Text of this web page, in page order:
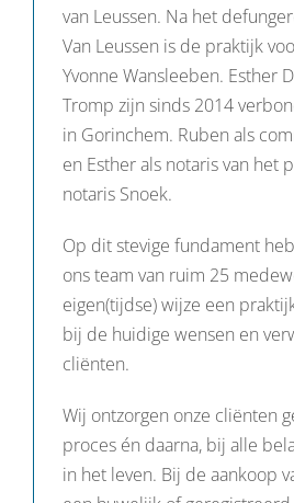
van Leussen. Na het
Van Leussen is de praktijk
Yvonne Wansleeben. Esther
Tromp zijn sinds 2014
in Gorinchem. Ruben als
en Esther als notaris van het
notaris Snoek.
Op dit stevige fundament
ons team van ruim 25
eigen(tijdse) wijze een
bij de huidige wensen en
cliënten.
Wij ontzorgen onze cliënten
proces én daarna, bij alle
in het leven. Bij de aankoop